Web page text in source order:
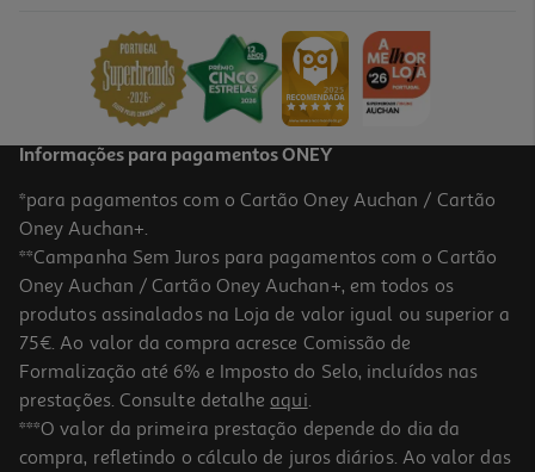
4.3
Água Cosmia Micelar Peles Sensíveis E Secas 250ml
9.56 €/Lt
Informações para pagamentos ONEY
*para pagamentos com o Cartão Oney Auchan / Cartão
Oney Auchan+.
**Campanha Sem Juros para pagamentos com o Cartão
Oney Auchan / Cartão Oney Auchan+, em todos os
produtos assinalados na Loja de valor igual ou superior a
75€. Ao valor da compra acresce Comissão de
Formalização até 6% e Imposto do Selo, incluídos nas
prestações. Consulte detalhe aqui.
***O valor da primeira prestação depende do dia da
compra, refletindo o cálculo de juros diários. Ao valor das